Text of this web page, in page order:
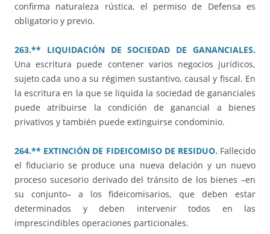
confirma naturaleza rústica, el permiso de Defensa es
obligatorio y previo.
263.** LIQUIDACIÓN DE SOCIEDAD DE GANANCIALES.
Una escritura puede contener varios negocios jurídicos,
sujeto cada uno a su régimen sustantivo, causal y fiscal. En
la escritura en la que se liquida la sociedad de gananciales
puede atribuirse la condición de ganancial a bienes
privativos y también puede extinguirse condominio.
264.** EXTINCIÓN DE FIDEICOMISO DE RESIDUO.Fallecido
el fiduciario se produce una nueva delación y un nuevo
proceso sucesorio derivado del tránsito de los bienes –en
su conjunto– a los fideicomisarios, que deben estar
determinados y deben intervenir todos en las
imprescindibles operaciones particionales.